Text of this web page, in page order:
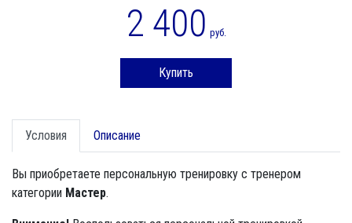
2 400 руб.
Купить
Условия Описание
Вы приобретаете персональную тренировку с тренером
категории Мастер.